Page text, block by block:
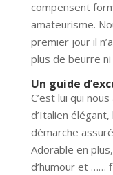
compensent
amateurisme.
premier jour il
plus de beurre
Un guide
C’est lui qui
d’Italien
démarche
Adorable en
d’humour et ……